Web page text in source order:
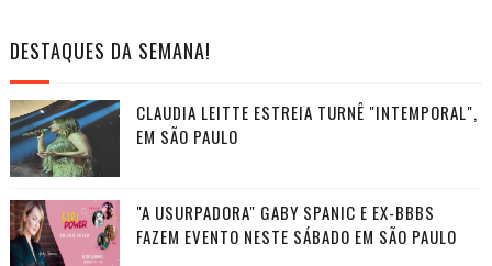
DESTAQUES DA SEMANA!
CLAUDIA LEITTE ESTREIA TURNÊ "INTEMPORAL",
EM SÃO PAULO
"A USURPADORA" GABY SPANIC E EX-BBBS
FAZEM EVENTO NESTE SÁBADO EM SÃO PAULO